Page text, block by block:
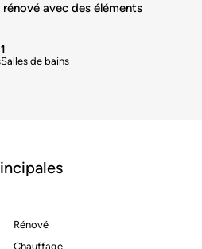
avec des éléments
1
Salles de bains
Rénové
Chauffage